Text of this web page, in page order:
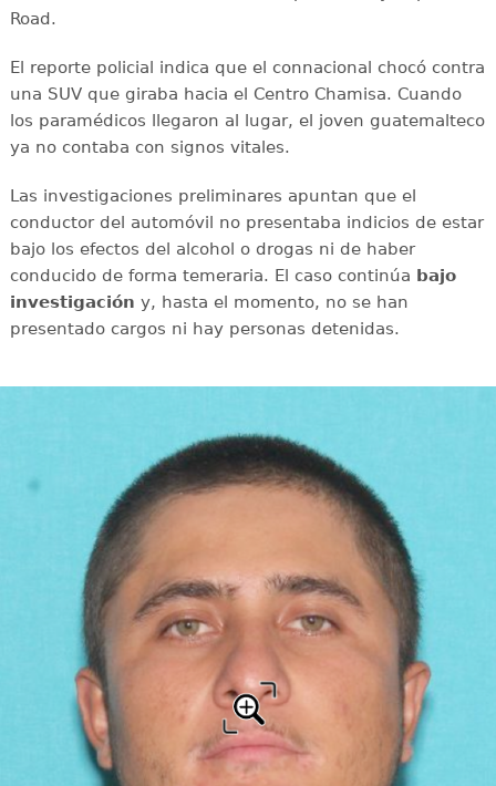
Road.
El reporte policial indica que el connacional chocó contra
una SUV que giraba hacia el Centro Chamisa. Cuando
los paramédicos llegaron al lugar, el joven guatemalteco
ya no contaba con signos vitales.
Las investigaciones preliminares apuntan que el
conductor del automóvil no presentaba indicios de estar
bajo los efectos del alcohol o drogas ni de haber
conducido de forma temeraria. El caso continúa bajo
investigación y, hasta el momento, no se han
presentado cargos ni hay personas detenidas.